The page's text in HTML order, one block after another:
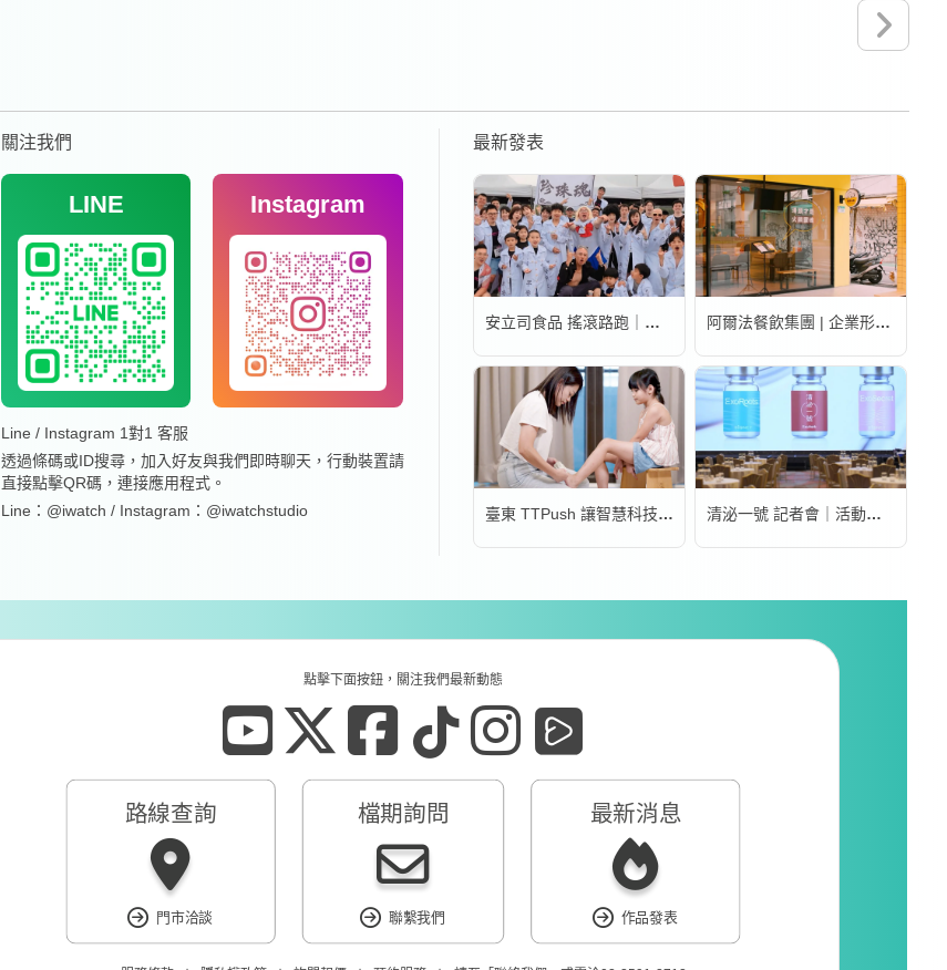
關注我們
LINE Instagram
Line / Instagram 1對1 客服
透過條碼或ID搜尋，加入好友與我們即時聊天，行動裝置請
直接點擊QR碼，連接應用程式。
Line：@iwatch / Instagram：@iwatchstudio
最新發表
安立司食品 搖滾路跑｜活動錄影 阿爾法餐飲集團 | 企業形象宣傳片
臺東 TTPush 讓智慧科技更有溫度 | 形象影片 清泌一號 記者會｜活動錄影
點擊下面按鈕，關注我們最新動態
路線查詢
門市洽談
最新消息
作品發表
檔期詢問
聯繫我們